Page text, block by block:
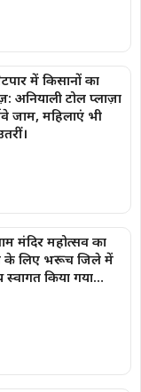
में किसानों का
अनियाली टोल प्लाज़ा
जाम, महिलाएं भी
मंदिर महोत्सव का
के लिए भरूच जिले में
किया गया…